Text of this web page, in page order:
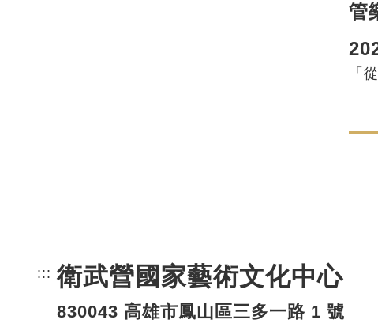
管
「
::: 頁尾網站資訊。
衛武營國家藝術文化中心
830043 高雄市鳳山區三多一路 1 號